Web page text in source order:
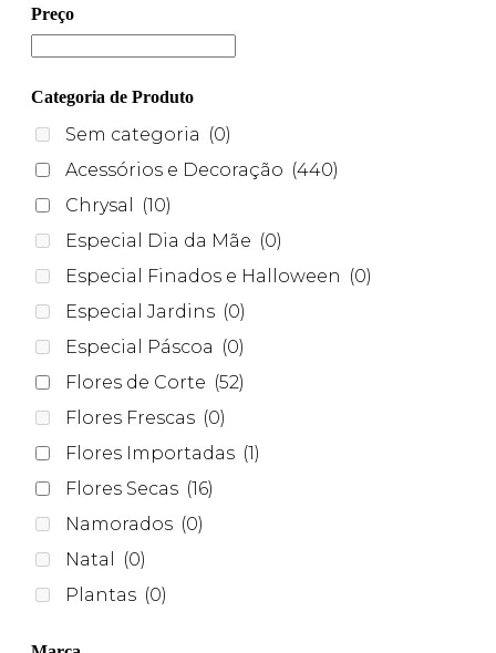
Preço
Categoria de Produto
Sem categoria (0)
Acessórios e Decoração (440)
Chrysal
(10)
Especial Dia da Mãe (0)
Especial Finados e Halloween (0)
Especial Jardins (0)
Especial Páscoa (0)
Flores de Corte (52)
Flores Frescas (0)
Flores Importadas (1)
Flores Secas (16)
Namorados (0)
Natal
(0)
Plantas (0)